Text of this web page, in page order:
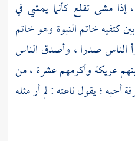
إذا مشى تقلع كأنما يمشي في
كتفيه خاتم النبوة وهو خاتم
الناس صدرا ، وأصدق الناس
عريكة وأكرمهم عشرة ، من
أحبه ؛ يقول ناعته : لم أر مثله